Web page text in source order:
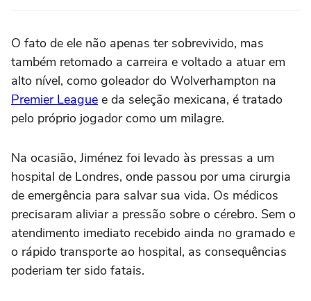
O fato de ele não apenas ter sobrevivido, mas
também retomado a carreira e voltado a atuar em
alto nível, como goleador do Wolverhampton na
Premier League e da seleção mexicana, é tratado
pelo próprio jogador como um milagre.
Na ocasião, Jiménez foi levado às pressas a um
hospital de Londres, onde passou por uma cirurgia
de emergência para salvar sua vida. Os médicos
precisaram aliviar a pressão sobre o cérebro. Sem o
atendimento imediato recebido ainda no gramado e
o rápido transporte ao hospital, as consequências
poderiam ter sido fatais.